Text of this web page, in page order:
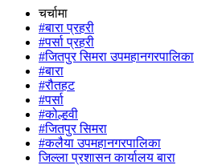
चर्चामा
#बारा प्रहरी
#पर्सा प्रहरी
#जितपुर सिमरा उपमहानगरपालिका
#बारा
#रौतहट
#पर्सा
#कोल्हवी
#जितपुर सिमरा
#कलैया उपमहानगरपालिका
जिल्ला प्रशासन कार्यालय बारा